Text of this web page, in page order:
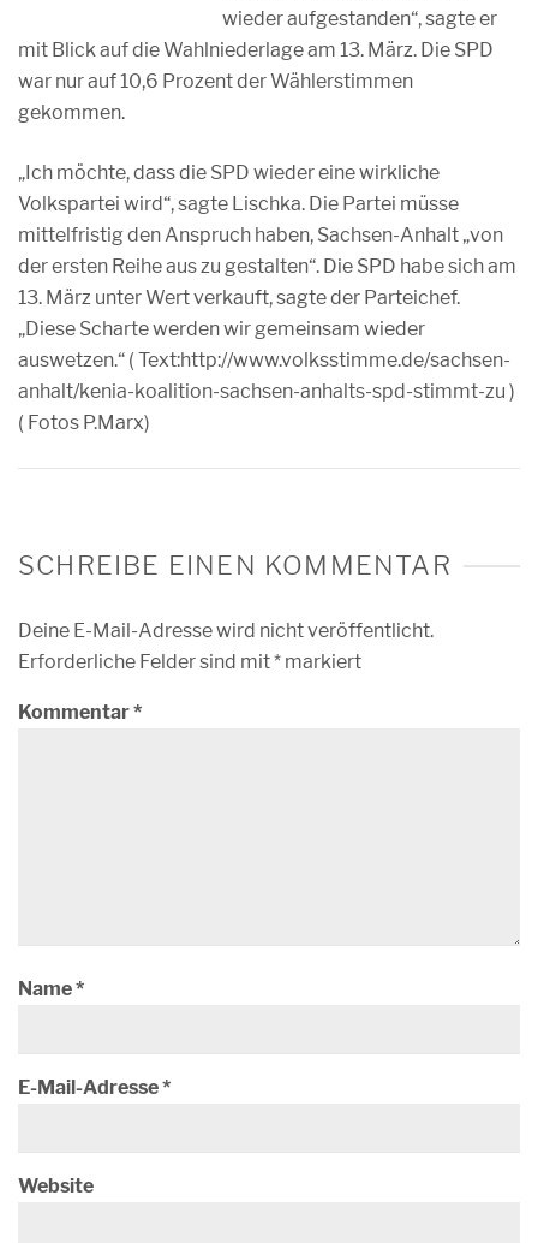
wieder aufgestanden“, sagte er
mit Blick auf die Wahlniederlage am 13. März. Die SPD
war nur auf 10,6 Prozent der Wählerstimmen
gekommen.
„Ich möchte, dass die SPD wieder eine wirkliche
Volkspartei wird“, sagte Lischka. Die Partei müsse
mittelfristig den Anspruch haben, Sachsen-Anhalt „von
der ersten Reihe aus zu gestalten“. Die SPD habe sich am
13. März unter Wert verkauft, sagte der Parteichef.
„Diese Scharte werden wir gemeinsam wieder
auswetzen.“ ( Text:http://www.volksstimme.de/sachsen-
anhalt/kenia-koalition-sachsen-anhalts-spd-stimmt-zu )
( Fotos P.Marx)
SCHREIBE EINEN KOMMENTAR
Deine E-Mail-Adresse wird nicht veröffentlicht.
Erforderliche Felder sind mit* markiert
Kommentar*
Name*
E-Mail-Adresse*
Website